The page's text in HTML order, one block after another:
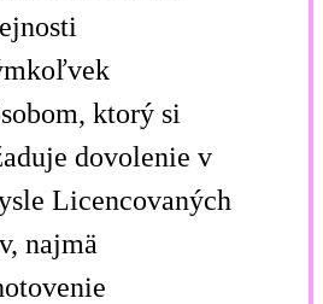
ktorý si
dovolenie v
Licencovaných
najmä